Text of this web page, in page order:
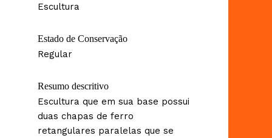
Escultura
Estado de Conservação
Regular
Resumo descritivo
Escultura que em sua base possui
duas chapas de ferro
retangulares paralelas que se